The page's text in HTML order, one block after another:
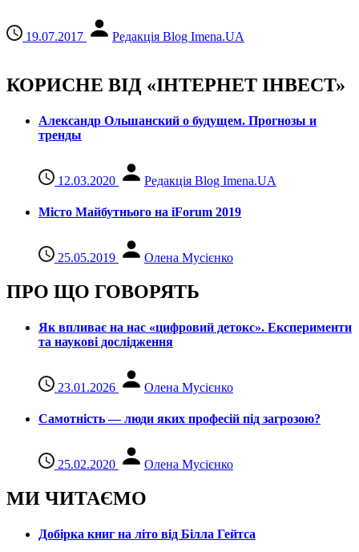
19.07.2017 Редакція Blog Imena.UA
КОРИСНЕ ВІД «ІНТЕРНЕТ ІНВЕСТ»
Александр Ольшанский о будущем. Прогнозы и
тренды
12.03.2020 Редакція Blog Imena.UA
Місто Майбутнього на iForum 2019
25.05.2019 Олена Мусієнко
ПРО ЩО ГОВОРЯТЬ
Як впливає на нас «цифровий детокс». Експерименти
та наукові дослідження
23.01.2026 Олена Мусієнко
Самотність — люди яких професій під загрозою?
25.02.2020 Олена Мусієнко
МИ ЧИТАЄМО
Добірка книг на літо від Білла Гейтса